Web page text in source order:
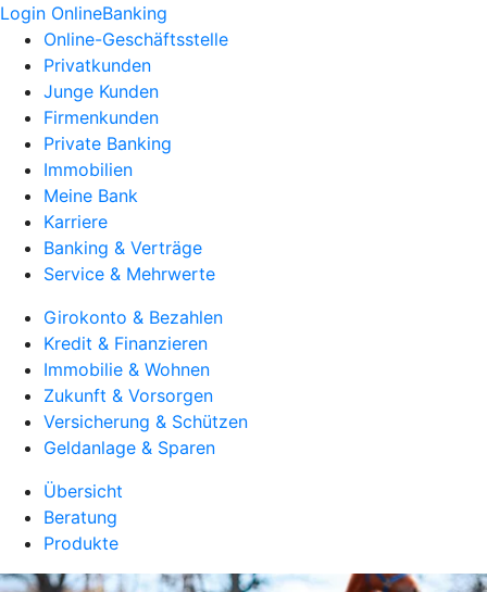
Login OnlineBanking
Online-Geschäftsstelle
Privatkunden
Junge Kunden
Firmenkunden
Private Banking
Immobilien
Meine Bank
Karriere
Banking & Verträge
Service & Mehrwerte
Girokonto & Bezahlen
Kredit & Finanzieren
Immobilie & Wohnen
Zukunft & Vorsorgen
Versicherung & Schützen
Geldanlage & Sparen
Übersicht
Beratung
Produkte